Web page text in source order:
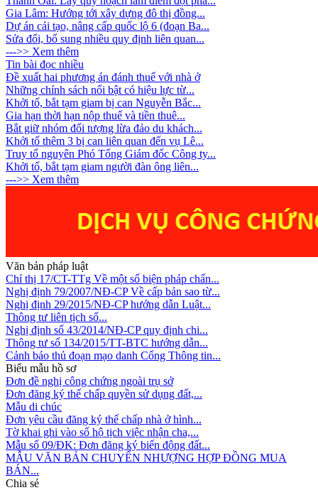
Gia Lâm: Hướng tới xây dựng đô thị đồng...
Dự án cải tạo, nâng cấp quốc lộ 6 (đoạn Ba...
Sửa đổi, bổ sung nhiều quy định liên quan...
--->> Xem thêm
Tin bài đọc nhiều
Đề xuất hai phương án đánh thuế với nhà ở
Những chính sách nổi bật có hiệu lực từ...
Khởi tố, bắt tạm giam bị can Nguyễn Bắc...
Gia hạn thời hạn nộp thuế và tiền thuê...
Bắt giữ nhóm đối tượng lừa đảo du khách...
Khởi tố thêm 3 bị can liên quan đến vụ Lê...
Truy tố nguyên Phó Tổng Giám đốc Công ty...
Khởi tố, bắt tạm giam người đàn ông liên...
--->> Xem thêm
Văn bản pháp luật
Chỉ thị 17/CT-TTg Về một số biện pháp chấn...
Nghị định 79/2007/NĐ-CP Về cấp bản sao từ...
Nghị định 29/2015/NĐ-CP hướng dẫn Luật...
Thông tư liên tịch số...
Nghị định số 43/2014/NĐ-CP quy định chi...
Thông tư số 134/2015/TT-BTC hướng dẫn...
Cảnh báo thủ đoạn mạo danh Cổng Thông tin...
Biểu mẫu hồ sơ
Đơn đề nghị công chứng ngoài trụ sở
Đơn đăng ký thế chấp quyền sử dụng đất,...
Mẫu di chúc
Đơn yêu cầu đăng ký thế chấp nhà ở hình...
Tờ khai ghi vào sổ hộ tịch việc nhận cha,...
Mẫu số 09/ĐK: Đơn đăng ký biến động đất...
MẪU VĂN BẢN CHUYỂN NHƯỢNG HỢP ĐỒNG MUA
BÁN...
Chia sẻ